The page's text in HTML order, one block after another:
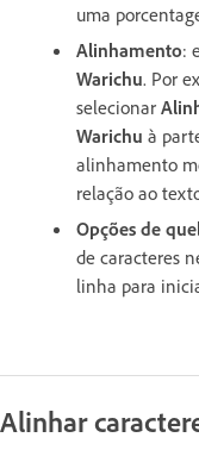
uma
Alinhamento:
Warichu. Por
selecionar
Warichu à
alinhamento
relação ao
Opções de
de caracteres
linha para
Alinhar